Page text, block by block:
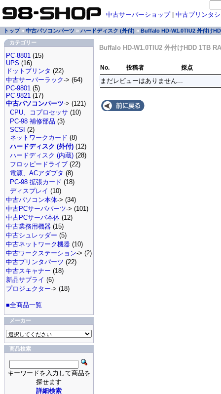
中古サーバーショップ| 中古プリンタ
トップ» 中古パソコンパーツ » ハードディスク (外付) » Buffalo HD-W1.0TIU2 外付け
カテゴリー
PC-8801 (15)
UPS (16)
ドットプリンタ (22)
中古サーバーラック-> (64)
PC-9801 (5)
PC-9821 (17)
中古パソコンパーツ-> (121)
CPU、コプロセッサ (10)
PC-98 補修部品 (3)
SCSI (2)
ネットワークカード (8)
ハードディスク (外付) (12)
ハードディスク (内蔵) (28)
フロッピードライブ (22)
電源、ACアダプタ (8)
PC-98 拡張カード (18)
ディスプレイ (10)
中古パソコン本体-> (34)
中古PCサーバパーツ-> (101)
中古PCサーバ本体 (12)
中古業務用機器 (15)
中古シュレッダー (5)
中古ネットワーク機器 (10)
中古ワークステーション-> (2)
中古プリンタパーツ (22)
中古スキャナー (18)
新品サプライ (6)
プロジェクター-> (18)
■全商品一覧
メーカー
商品検索
キーワードを入力して商品を
探せます
詳細検索
Buffalo HD-W1.0TIU2 外付けHDD 1TB
No. 投稿者 採点
まだレビューはありません...